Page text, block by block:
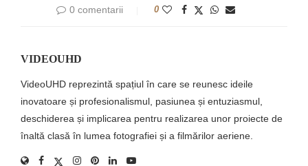
0 comentarii 0
VIDEOUHD
VideoUHD reprezintă spațiul în care se reunesc ideile
inovatoare și profesionalismul, pasiunea și entuziasmul,
deschiderea și implicarea pentru realizarea unor proiecte de
înaltă clasă în lumea fotografiei și a filmărilor aeriene.